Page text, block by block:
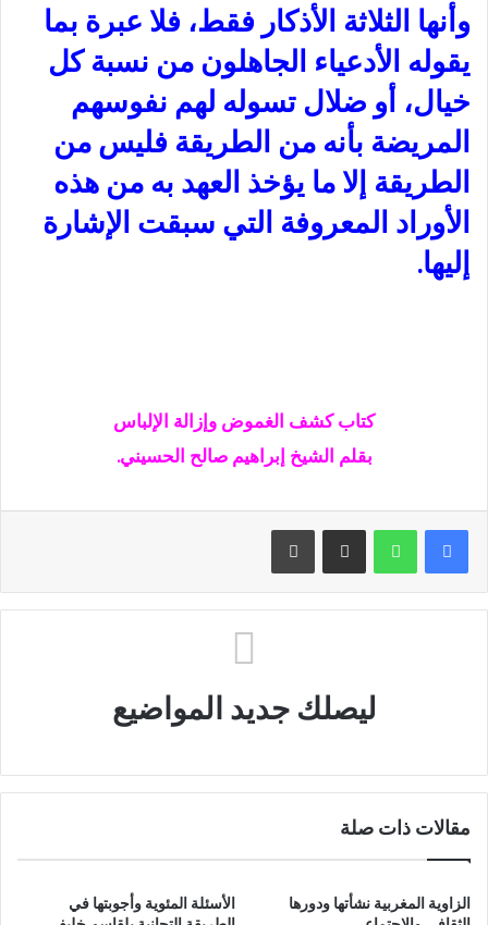
وأنها الثلاثة الأذكار فقط، فلا عبرة بما
يقوله الأدعياء الجاهلون من نسبة كل
خيال، أو ضلال تسوله لهم نفوسهم
المريضة بأنه من الطريقة فليس من
الطريقة إلا ما يؤخذ العهد به من هذه
الأوراد المعروفة التي سبقت الإشارة
إليها.
كتاب كشف الغموض وإزالة الإلباس
بقلم الشيخ إبراهيم صالح الحسيني.
مشاركة عبر البريد
ليصلك جديد المواضيع
مقالات ذات صلة
الزاوية المغربية نشأتها ودورها
الأسئلة المئوية وأجوبتها في